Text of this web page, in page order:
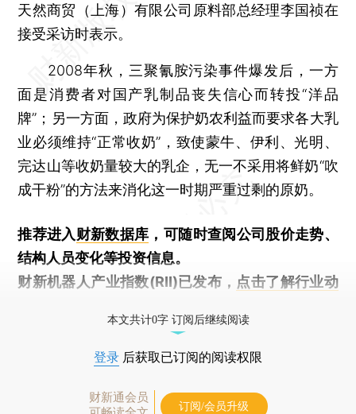
天然商贸（上海）有限公司原料部总经理李国祯在
接受采访时表示。
2008年秋，三聚氰胺污染事件爆发后，一方
面是消费者对国产乳制品丧失信心而转投“洋品
牌”；另一方面，政府为保护奶农利益而要求各大乳
业必须维持“正常收奶”，致使蒙牛、伊利、光明、
完达山等收奶量较大的乳企，无一不采用将鲜奶“吹
成干粉”的方法来消化这一时期严重过剩的原奶。
推荐进入财新数据库 ，可随时查阅公司股价走势、
结构人员变化等投资信息。
财新机器人产业指数(RII)已发布， 点击了解行业动
本文共计0字 订阅后继续阅读
登录 后获取已订阅的阅读权限
财新通会员
订阅/会员升级